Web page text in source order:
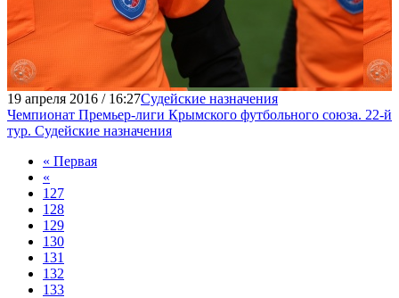
19 апреля 2016 / 16:27Судейские назначения
Чемпионат Премьер-лиги Крымского футбольного союза. 22-й
тур. Судейские назначения
« Первая
«
127
128
129
130
131
132
133